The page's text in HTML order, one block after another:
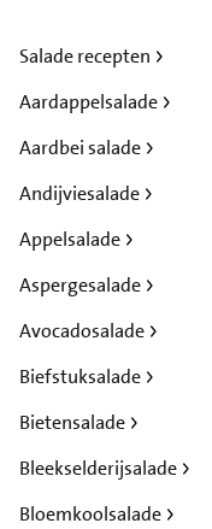
Salade recepten
Aardappelsalade
Aardbei salade
Andijviesalade
Appelsalade
Aspergesalade
Avocadosalade
Biefstuksalade
Bietensalade
Bleekselderijsalade
Bloemkoolsalade